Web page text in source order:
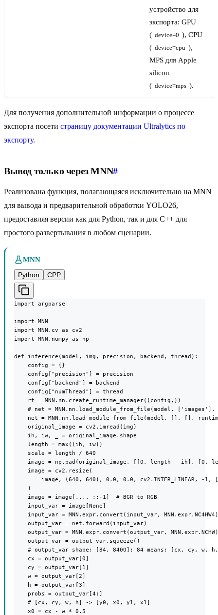
устройство для
экспорта: GPU
( device=0 ), CPU
( device=cpu ),
MPS для Apple
silicon
( device=mps ).
Для получения дополнительной информации о процессе
экспорта посети страницу документации Ultralytics по
экспорту.
Вывод только через MNN#
Реализована функция, полагающаяся исключительно на MNN
для вывода и предварительной обработки YOLO26,
предоставляя версии как для Python, так и для C++ для
простого развертывания в любом сценарии.
MNN
Python
CPP
import argparse
import MNN
import MNN.cv as cv2
import MNN.numpy as np
def inference(model, img, precision, backend, thread):
    config = {}
    config["precision"] = precision
    config["backend"] = backend
    config["numThread"] = thread
    rt = MNN.nn.create_runtime_manager((config,))
# net = MNN.nn.load_module_from_file(model,
net = MNN.nn.load_module_from_file(model, [], [],
    original_image = cv2.imread(img)
    ih, iw, _ = original_image.shape
    length = max((ih, iw))
    scale = length / 640
image = np.pad(original_image, [[0, length - ih], [0,
    image = cv2.resize(
image, (640, 640), 0.0, 0.0, cv2.INTER_LINEAR, -1,
    )
    image = image[..., ::-1]  # BGR to RGB
    input_var = image[None]
    input_var = MNN.expr.convert(input_var, MNN.expr.NC4HW4)
    output_var = net.forward(input_var)
    output_var = MNN.expr.convert(output_var, MNN.expr.NCHW)
    output_var = output_var.squeeze()
# output_var shape: [84, 8400]; 84 means: [cx, cy, w,
    cx = output_var[0]
    cy = output_var[1]
    w = output_var[2]
    h = output_var[3]
    probs = output_var[4:]
    # [cx, cy, w, h] -> [y0, x0, y1, x1]
    x0 = cx - w * 0.5